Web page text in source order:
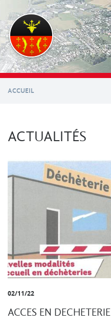
contenu
principal
ACCUEIL
ACTUALITÉS
02/11/22
ACCES EN DECHETERIE